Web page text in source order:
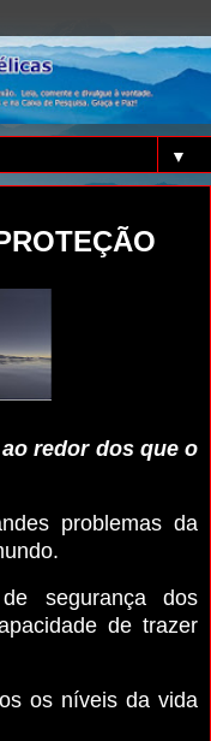
▼
redor dos que o
problemas da
segurança dos
de trazer
os níveis da vida